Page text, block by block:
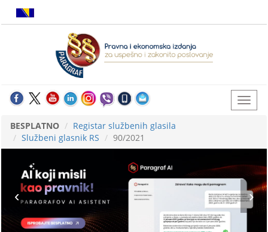
BESPLATNO
Registar službenih glasila
Službeni glasnik RS
90/2021